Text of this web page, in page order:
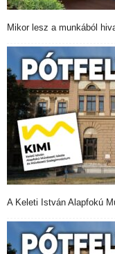
Mikor lesz a munkából
A Keleti István Alapfokú